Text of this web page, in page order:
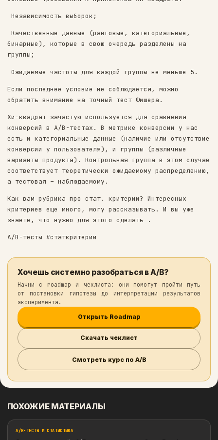
разницы. Иными словами проверяется
распределения фактической выборки заданному
теоретическому распределению.
Основные требования к применению хи-
️️️️️️ Независимость выборок;
бинарные), которые в свою очередь разделены
группы;
Ожидаемые частоты для каждой группы не
Если последнее условие не соблюдается, можно
Хи-квадрат зачастую используется для
конверсий в A/B-тестах. В метрике конверсии
есть и категориальные данные (наличие или
варианты продукта). Контрольная группа в
соответствует теоретически ожидаемому
а тестовая – наблюдаемому.
Как вам рубрика про стат. критерии?
критериев еще много, могу рассказывать. И
знаете, что нужно для этого сделать .
A/B-тесты #статкритерии
Хочешь системно разобраться в A/B?
от постановки гипотезы до интерпретации